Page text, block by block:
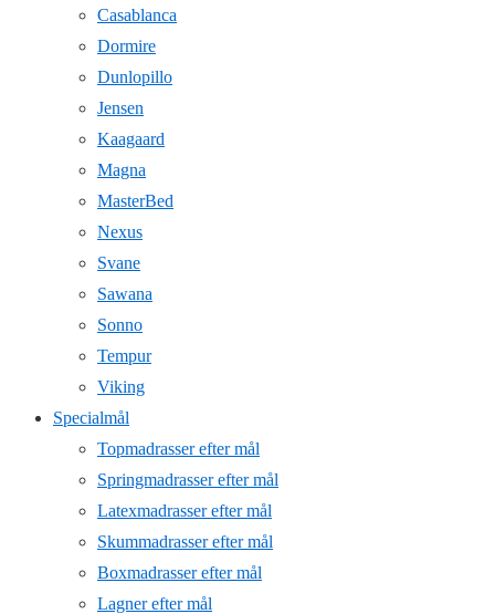
Casablanca
Dormire
Dunlopillo
Jensen
Kaagaard
Magna
MasterBed
Nexus
Svane
Sawana
Sonno
Tempur
Viking
Specialmål
Topmadrasser efter mål
Springmadrasser efter mål
Latexmadrasser efter mål
Skummadrasser efter mål
Boxmadrasser efter mål
Lagner efter mål